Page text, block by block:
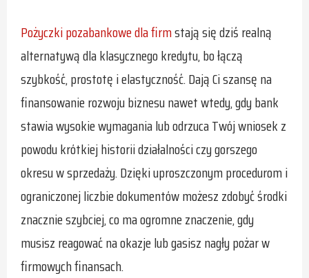
Pożyczki pozabankowe dla firmstają się dziś realną
alternatywą dla klasycznego kredytu, bo łączą
szybkość, prostotę i elastyczność. Dają Ci szansę na
finansowanie rozwoju biznesu nawet wtedy, gdy bank
stawia wysokie wymagania lub odrzuca Twój wniosek z
powodu krótkiej historii działalności czy gorszego
okresu w sprzedaży. Dzięki uproszczonym procedurom i
ograniczonej liczbie dokumentów możesz zdobyć środki
znacznie szybciej, co ma ogromne znaczenie, gdy
musisz reagować na okazje lub gasisz nagły pożar w
firmowych finansach.